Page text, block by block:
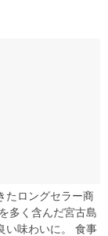
たロングセラー商
多く含んだ宮古島
い味わいに。 食事